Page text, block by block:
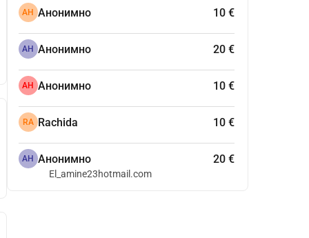
АН Анонимно 10 €
АН Анонимно 20 €
АН Анонимно 10 €
RA Rachida 10 €
АН Анонимно 20 €
El_amine23hotmail.com